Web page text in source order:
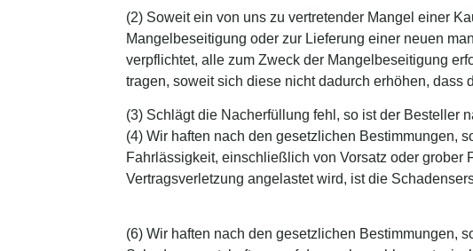
(2) Soweit ein von uns zu vertretender Mangel einer
Mangelbeseitigung oder zur Lieferung einer neuen
verpflichtet, alle zum Zweck der Mangelbeseitigung
tragen, soweit sich diese nicht dadurch erhöhen, dass
(3) Schlägt die Nacherfüllung fehl, so ist der Besteller
(4) Wir haften nach den gesetzlichen Bestimmungen,
Fahrlässigkeit, einschließlich von Vorsatz oder
Vertragsverletzung angelastet wird, ist die
(6) Wir haften nach den gesetzlichen Bestimmungen,